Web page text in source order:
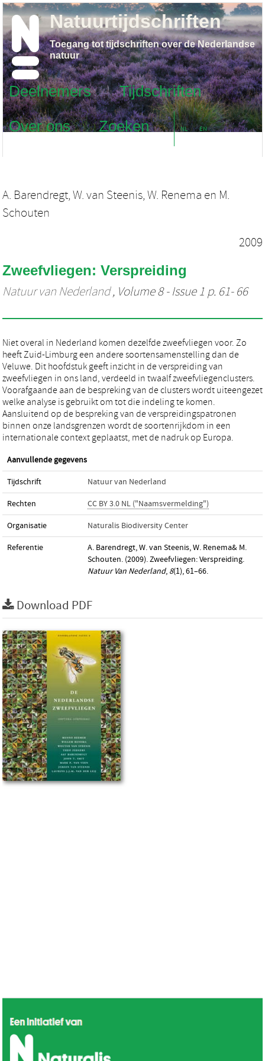
Deelnemers
Tijdschriften
Over ons
Zoeken NL EN
Natuurtijdschriften
Toegang tot tijdschriften over de Nederlandse
natuur
A. Barendregt,W. van Steenis,W. Renema en M.
Schouten
2009
Zweefvliegen: Verspreiding
Natuur van Nederland, Volume 8 - Issue 1 p. 61- 66
Niet overal in Nederland komen dezelfde zweefvliegen voor. Zo
heeft Zuid-Limburg een andere soortensamenstelling dan de
Veluwe. Dit hoofdstuk geeft inzicht in de verspreiding van
zweefvliegen in ons land, verdeeld in twaalf zweefvliegenclusters.
Voorafgaande aan de bespreking van de clusters wordt uiteengezet
welke analyse is gebruikt om tot die indeling te komen.
Aansluitend op de bespreking van de verspreidingspatronen
binnen onze landsgrenzen wordt de soortenrijkdom in een
internationale context geplaatst, met de nadruk op Europa.
Aanvullende gegevens
Tijdschrift Natuur van Nederland
Rechten CC BY 3.0 NL ("Naamsvermelding")
Organisatie Naturalis Biodiversity Center
Referentie
A. Barendregt, W. van Steenis, W. Renema& M.
Schouten. (2009). Zweefvliegen: Verspreiding.
Natuur Van Nederland, 8(1), 61–66.
Download PDF